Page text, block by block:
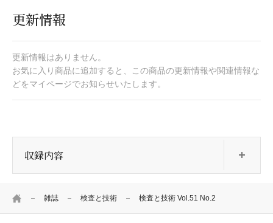
HOME 雑誌 検査と技術 検査と技術 Vol.51 No.2
更新情報
更新情報はありません。
お気に入り商品に追加すると、この商品の更新情報や関連情報な
どをマイページでお知らせいたします。
収録内容